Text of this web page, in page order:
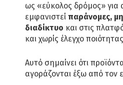
ως «εύκολος δρόμος» για
εμφανιστεί παράνομες,
διαδίκτυο και στις
και χωρίς έλεγχο
Αυτό σημαίνει ότι
αγοράζονται έξω από τον